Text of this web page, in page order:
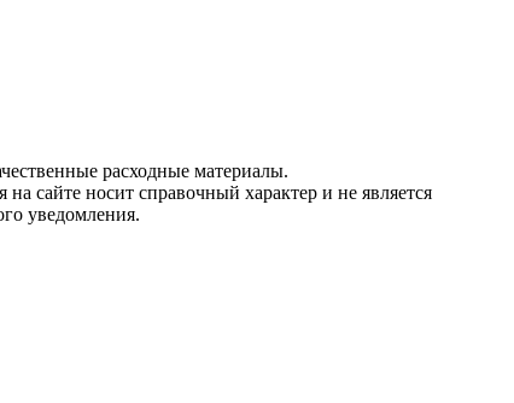
расходные материалы.
сайте носит справочный характер и не является
уведомления.